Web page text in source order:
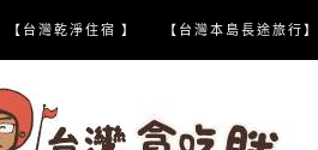
【台灣乾淨住宿 】 【台灣本島長途旅行】